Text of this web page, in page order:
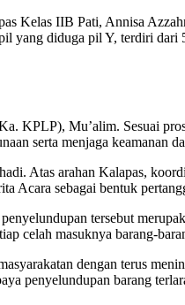
Kelas IIB Pati, Annisa
yang diduga pil Y, terdiri
KPLP), Mu’alim. Sesuai
serta menjaga keamanan
Atas arahan Kalapas,
Acara sebagai bentuk
tersebut
celah masuknya barang-
dengan terus
penyelundupan barang